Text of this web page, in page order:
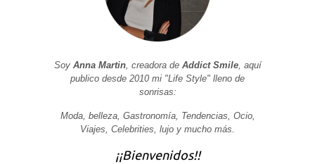
Soy Anna Martin, creadora de Addict Smile, aquí
publico desde 2010 mi "Life Style" lleno de
sonrisas:
Moda, belleza, Gastronomía, Tendencias, Ocio,
Viajes, Celebrities, lujo y mucho más.
¡¡Bienvenidos!!
se usa la
Experiencia